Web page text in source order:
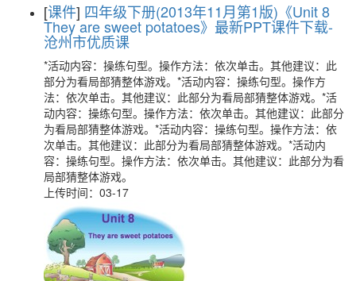
[课件] 四年级下册(2013年11月第1版)《Unit 8
They are sweet potatoes》最新PPT课件下载-
沧州市优质课
*活动内容：操练句型。操作方法：依次单击。其他建议：此
部分为看局部猜整体游戏。*活动内容：操练句型。操作方
法：依次单击。其他建议：此部分为看局部猜整体游戏。*活
动内容：操练句型。操作方法：依次单击。其他建议：此部分
为看局部猜整体游戏。*活动内容：操练句型。操作方法：依
次单击。其他建议：此部分为看局部猜整体游戏。*活动内
容：操练句型。操作方法：依次单击。其他建议：此部分为看
局部猜整体游戏。
上传时间：03-17